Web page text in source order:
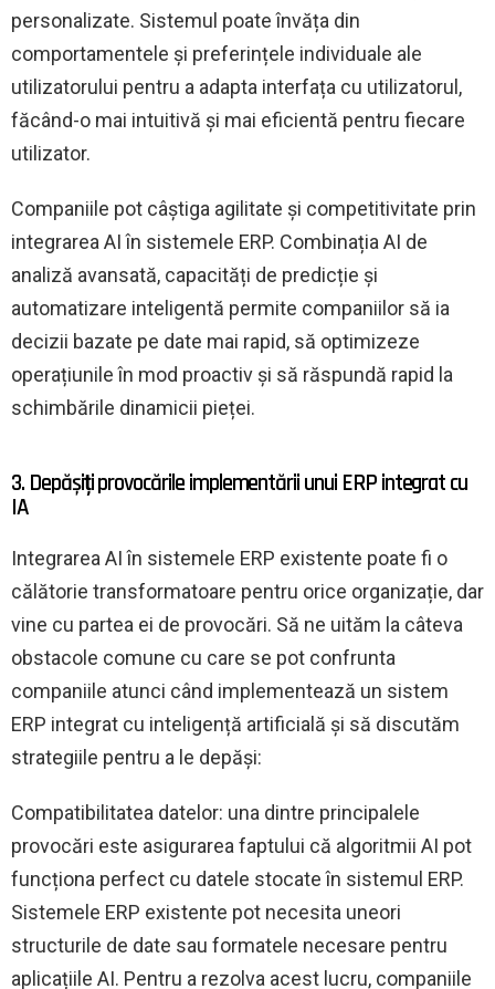
personalizate. Sistemul poate învăța din
comportamentele și preferințele individuale ale
utilizatorului pentru a adapta interfața cu utilizatorul,
făcând-o mai intuitivă și mai eficientă pentru fiecare
utilizator.
Companiile pot câștiga agilitate și competitivitate prin
integrarea AI în sistemele ERP. Combinația AI de
analiză avansată, capacități de predicție și
automatizare inteligentă permite companiilor să ia
decizii bazate pe date mai rapid, să optimizeze
operațiunile în mod proactiv și să răspundă rapid la
schimbările dinamicii pieței.
3. Depășiți provocările implementării unui ERP integrat cu
IA
Integrarea AI în sistemele ERP existente poate fi o
călătorie transformatoare pentru orice organizație, dar
vine cu partea ei de provocări. Să ne uităm la câteva
obstacole comune cu care se pot confrunta
companiile atunci când implementează un sistem
ERP integrat cu inteligență artificială și să discutăm
strategiile pentru a le depăși:
Compatibilitatea datelor: una dintre principalele
provocări este asigurarea faptului că algoritmii AI pot
funcționa perfect cu datele stocate în sistemul ERP.
Sistemele ERP existente pot necesita uneori
structurile de date sau formatele necesare pentru
aplicațiile AI. Pentru a rezolva acest lucru, companiile